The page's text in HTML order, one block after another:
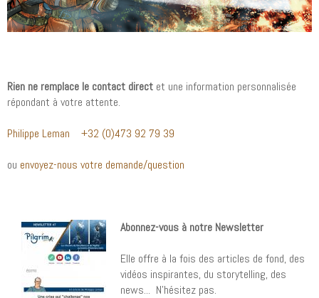
Rien ne remplace le contact direct et une information personnalisée
répondant à votre attente.
Philippe Leman +32 (0)473 92 79 39
ou envoyez-nous votre demande/question
Abonnez-vous à notre Newsletter
Elle offre à la fois des articles de fond, des
vidéos inspirantes, du storytelling, des
news... N'hésitez pas.